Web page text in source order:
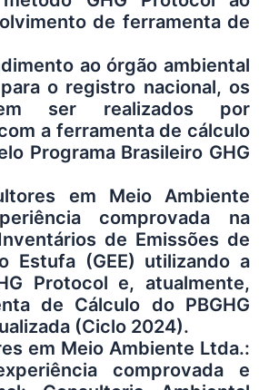
de ferramenta de
ao órgão ambiental
o registro nacional, os
ser realizados por
a ferramenta de cálculo
Programa Brasileiro GHG
em Meio Ambiente
comprovada na
de Emissões de
Estufa (GEE) utilizando a
Protocol e, atualmente,
de Cálculo do PBGHG
(Ciclo 2024).
em Meio Ambiente Ltda.:
comprovada e